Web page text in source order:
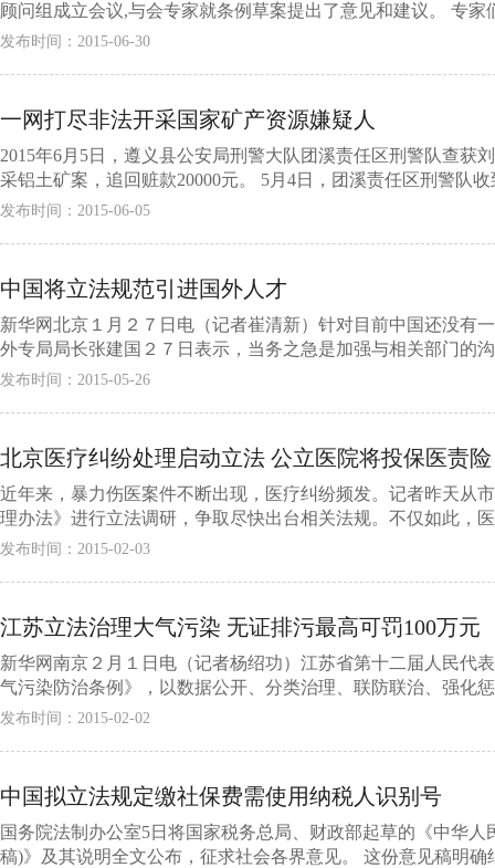
顾问组成立会议,与会专家就条例草案提出了意见和建议。 专家
发布时间：2015-06-30
一网打尽非法开采国家矿产资源嫌疑人
2015年6月5日，遵义县公安局刑警大队团溪责任区刑警队查获
采铝土矿案，追回赃款20000元。 5月4日，团溪责任区刑警队
发布时间：2015-06-05
中国将立法规范引进国外人才
新华网北京１月２７日电（记者崔清新）针对目前中国还没有
外专局局长张建国２７日表示，当务之急是加强与相关部门的
发布时间：2015-05-26
北京医疗纠纷处理启动立法 公立医院将投保医责险
近年来，暴力伤医案件不断出现，医疗纠纷频发。记者昨天从
理办法》进行立法调研，争取尽快出台相关法规。不仅如此，
发布时间：2015-02-03
江苏立法治理大气污染 无证排污最高可罚100万元
新华网南京２月１日电（记者杨绍功）江苏省第十二届人民代
气污染防治条例》，以数据公开、分类治理、联防联治、强化
发布时间：2015-02-02
中国拟立法规定缴社保费需使用纳税人识别号
国务院法制办公室5日将国家税务总局、财政部起草的《中华
稿)》及其说明全文公布，征求社会各界意见。 这份意见稿明确